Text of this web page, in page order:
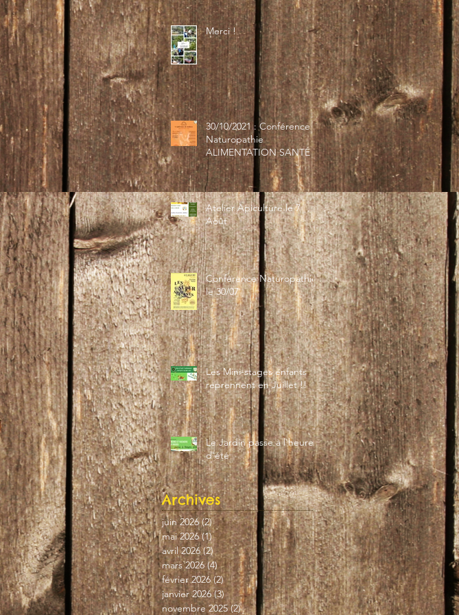
Merci !
30/10/2021 : Conférence
Naturopathie
ALIMENTATION SANTÉ
Atelier Apiculture le 7
Août
Conférence Naturopathie
le 30/07
Les Mini-stages enfants
reprennent en Juillet !!
Le Jardin passe à l'heure
d'été
Archives
juin 2026 (2)2 posts
mai 2026 (1)1 post
avril 2026 (2)2 posts
mars 2026 (4)4 posts
février 2026 (2)2 posts
janvier 2026 (3)3 posts
novembre 2025 (2)2 posts